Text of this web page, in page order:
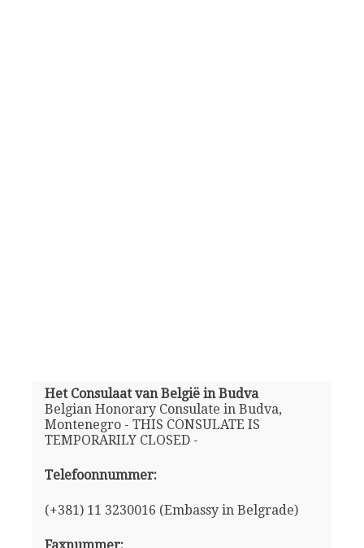
Het Consulaat van België in Budva
Belgian Honorary Consulate in Budva,
Montenegro - THIS CONSULATE IS
TEMPORARILY CLOSED -
Telefoonnummer:
(+381) 11 3230016 (Embassy in Belgrade)